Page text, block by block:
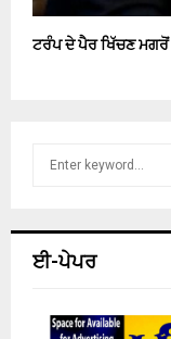
ਟਰੰਪ ਦੇ ਪੈਰ ਖਿੱਚਣ ਮਗਰੋਂ
h
ਈ-ਪੇਪਰ